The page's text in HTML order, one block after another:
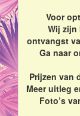
Voor
Wij zijn
ontvangst
Ga naar
Prijzen van
Meer uitleg
Foto’s